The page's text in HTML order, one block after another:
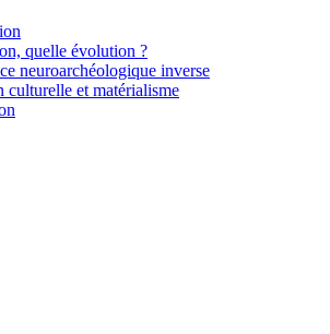
quelle évolution ?
neuroarchéologique inverse
culturelle et matérialisme